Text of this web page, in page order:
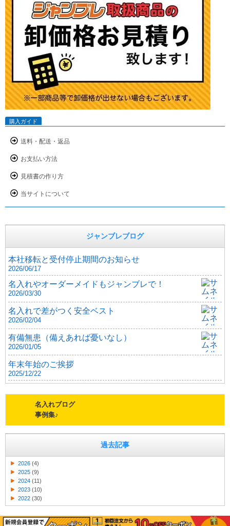
購入ガイド
送料・配送・返品
お支払い方法
見積書の作り方
当サイトについて
ジャンブレブログ
本社移転と受付停止期間のお知らせ
2026/06/17
名入れやオーダーメイドもジャンブレで！
2026/03/30
名入れで差がつく安全ベスト
2026/02/04
有備無患（備えあれば憂いなし）
2026/01/05
年末年始のご挨拶
2025/12/22
名入れブログ
事例集♪
過去記事
2026 (4)
2025 (9)
2024 (11)
2023 (10)
2022 (30)